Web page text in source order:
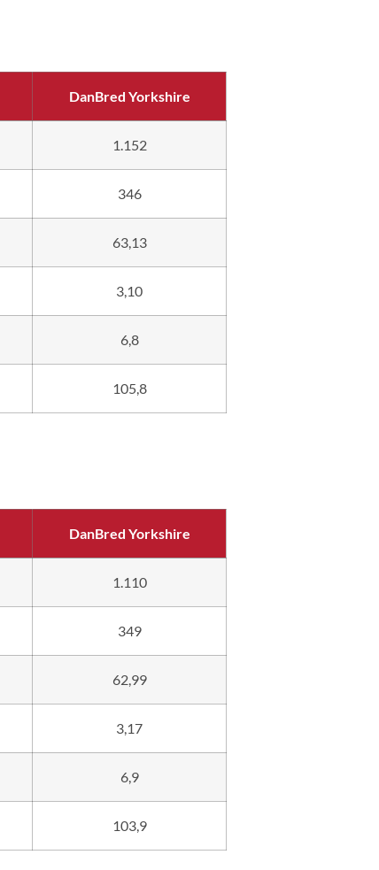
DanBred Yorkshire
1.152
346
63,13
3,10
6,8
105,8
DanBred Yorkshire
1.110
349
62,99
3,17
6,9
103,9